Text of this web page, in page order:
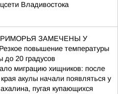
Владивостока
ЗАМЕЧЕНЫ У
повышение температуры
до 20 градусов
миграцию хищников: после
акулы начали появляться у
пугая купающихся